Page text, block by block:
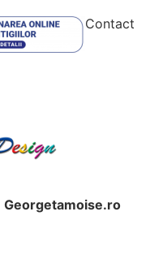
Contact
Georgetamoise.ro